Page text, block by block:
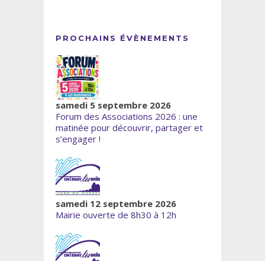
PROCHAINS ÉVÈNEMENTS
samedi 5 septembre 2026
Forum des Associations 2026 : une
matinée pour découvrir, partager et
s’engager !
samedi 12 septembre 2026
Mairie ouverte de 8h30 à 12h